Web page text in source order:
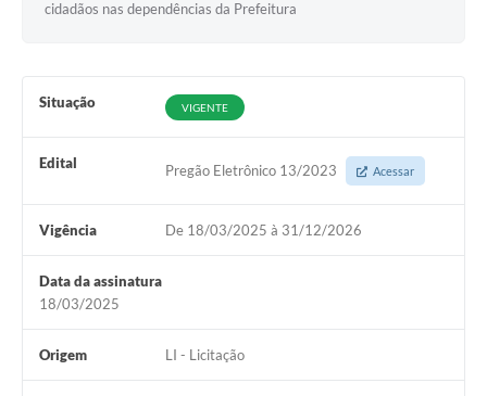
cidadãos nas dependências da Prefeitura
Situação VIGENTE
Edital Pregão Eletrônico 13/2023 Acessar
Vigência De 18/03/2025 à 31/12/2026
Data da assinatura
18/03/2025
Origem LI - Licitação